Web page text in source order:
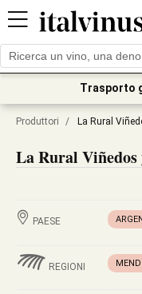
Trasporto
Produttori / La Rural
La Rural Viñedos
PAESE
REGIONI